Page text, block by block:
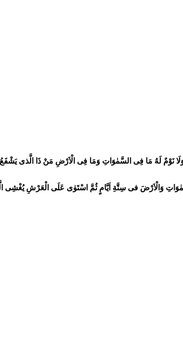
وَلَا نَوْمٌ لَهُ مَا فِى السَّمٰوَاتِ وَمَا فِى الْاَرْضِ مَنْ ذَا الَّذى
وَالْاَرْضَ فى سِتَّةِ اَيَّامٍ ثُمَّ اسْتَوٰى عَلَى الْعَرْشِ يُغْشِى